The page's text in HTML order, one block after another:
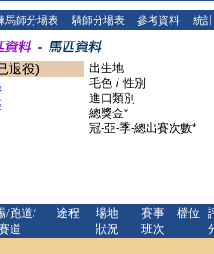
馬師分場表 騎師分場表 參考資料 統
退役)
出生地
毛色 / 性別
進口類別
總獎金*
冠-亞-季-總出賽次數*
/跑道/
道
途程
場地
狀況
賽事
班次
檔位